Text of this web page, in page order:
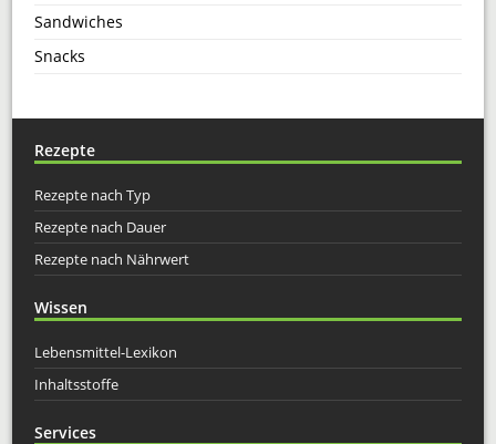
Sandwiches
Snacks
Rezepte
Rezepte nach Typ
Rezepte nach Dauer
Rezepte nach Nährwert
Wissen
Lebensmittel-Lexikon
Inhaltsstoffe
Services